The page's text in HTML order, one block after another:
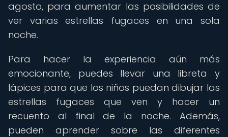
agosto, para aumentar las posibilidades de
ver varias estrellas fugaces en una sola
noche.
Para hacer la experiencia aún más
emocionante, puedes llevar una libreta y
lápices para que los niños puedan dibujar las
estrellas fugaces que ven y hacer un
recuento al final de la noche. Además,
pueden aprender sobre las diferentes